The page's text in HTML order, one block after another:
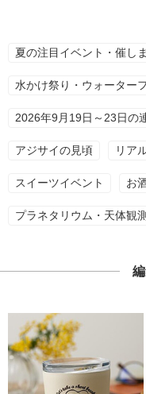
夏の注目イベント・催し
水かけ祭り・ウォーター
2026年9月19日～23日の
アジサイの見頃 リア
スイーツイベント お
プラネタリウム・天体観測